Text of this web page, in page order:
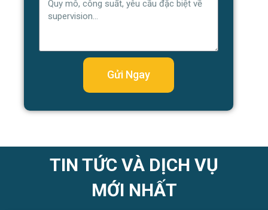
Gửi Ngay
TIN TỨC VÀ DỊCH VỤ
MỚI NHẤT